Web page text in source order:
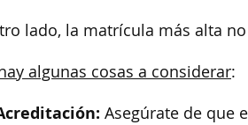
lado, la matrícula más alta
algunas cosas a considerar:
Asegúrate de que